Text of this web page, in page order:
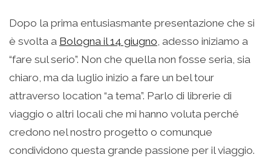
Dopo la prima entusiasmante presentazione che si
è svolta a Bologna il 14 giugno , adesso iniziamo a
“fare sul serio”. Non che quella non fosse seria, sia
chiaro, ma da luglio inizio a fare un bel tour
attraverso location “a tema”. Parlo di librerie di
viaggio o altri locali che mi hanno voluta perché
credono nel nostro progetto o comunque
condividono questa grande passione per il viaggio.